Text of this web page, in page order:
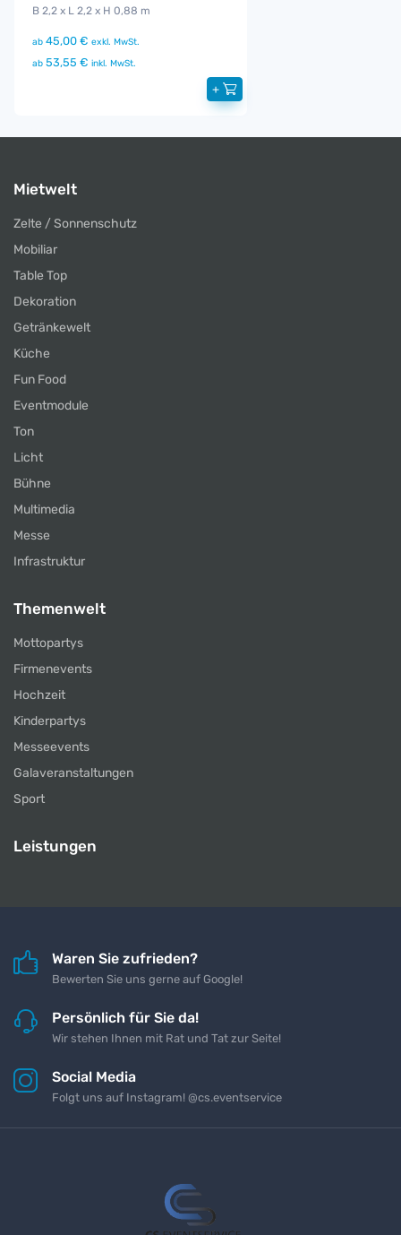
B 2,2 x L 2,2 x H 0,88 m
ab 45,00 € exkl. MwSt.
ab 53,55 € inkl. MwSt.
+
Mietwelt
Zelte / Sonnenschutz
Mobiliar
Table Top
Dekoration
Getränkewelt
Küche
Fun Food
Eventmodule
Ton
Licht
Bühne
Multimedia
Messe
Infrastruktur
Themenwelt
Mottopartys
Firmenevents
Hochzeit
Kinderpartys
Messeevents
Galaveranstaltungen
Sport
Leistungen
Waren Sie zufrieden?
Bewerten Sie uns gerne auf Google!
Persönlich für Sie da!
Wir stehen Ihnen mit Rat und Tat zur Seite!
Social Media
Folgt uns auf Instagram! @cs.eventservice